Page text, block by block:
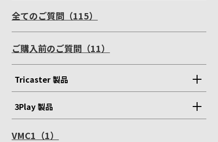
全てのご質問（115）
ご購入前のご質問（11）
Tricaster 製品
TriCaster（51）
TriCaster Mini（36）
TriCaster Mini 4K（3）
3Play 製品
VMC1（1）